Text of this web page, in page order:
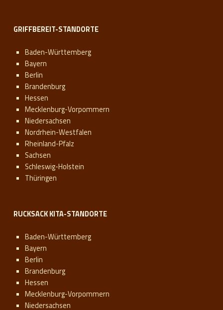
GRIFFBEREIT-STANDORTE
Baden-Württemberg
Bayern
Berlin
Brandenburg
Hessen
Mecklenburg-Vorpommern
Niedersachsen
Nordrhein-Westfalen
Rheinland-Pfalz
Sachsen
Schleswig-Holstein
Thüringen
RUCKSACK KITA-STANDORTE
Baden-Württemberg
Bayern
Berlin
Brandenburg
Hessen
Mecklenburg-Vorpommern
Niedersachsen